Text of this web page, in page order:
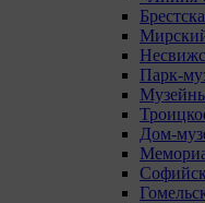
Парк-
Дом-